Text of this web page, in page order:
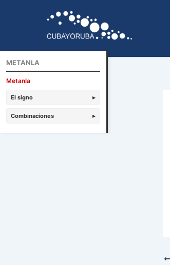
METANLA
Metanla
El signo ▸
Combinaciones ▸